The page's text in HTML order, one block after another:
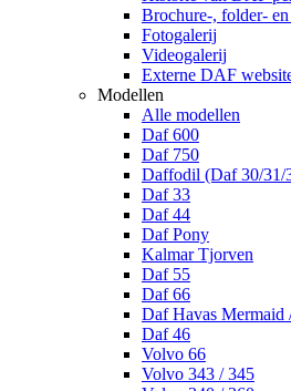
Brochure-, folder-
Fotogalerij
Videogalerij
Externe DAF
Modellen
Alle modellen
Daf 600
Daf 750
Daffodil (Daf 30/31/
Daf 33
Daf 44
Daf Pony
Kalmar Tjorven
Daf 55
Daf 66
Daf Havas Mermaid
Daf 46
Volvo 66
Volvo 343 / 345